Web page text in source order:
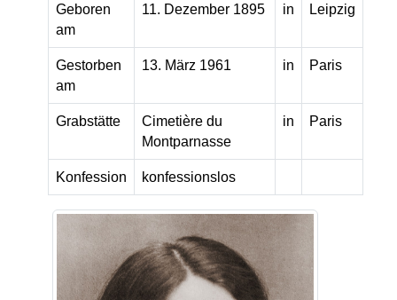
Geboren
am
11. Dezember 1895 in Leipzig
Gestorben
am
13. März 1961 in Paris
Grabstätte
Cimetière du
Montparnasse
in Paris
Konfession konfessionslos